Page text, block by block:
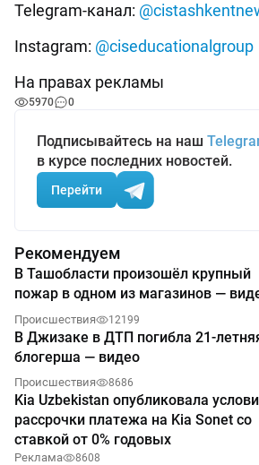
Telegram-канал:
Instagram: @ciseducationalgroup
На правах рекламы
5970 0
Подписывайтесь на наш
в курсе последних новостей.
Перейти
Рекомендуем
В Ташобласти произошёл крупный
пожар в одном из магазинов —
Происшествия 12199
В Джизаке в ДТП погибла 21-
блогерша — видео
Происшествия 8686
Kia Uzbekistan опубликовала
рассрочки платежа на Kia Sonet со
ставкой от 0% годовых
Реклама 8608